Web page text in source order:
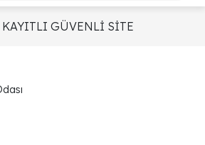
KAYITLI GÜVENLİ SİTE